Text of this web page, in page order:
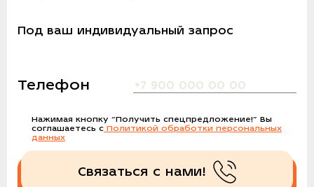
Под ваш индивидуальный запрос
Телефон
Нажимая кнопку “Получить спецпредложение!” Вы
соглашаетесь с Политикой обработки персональных
данных
Получить спецпредложение!
Связаться с нами!